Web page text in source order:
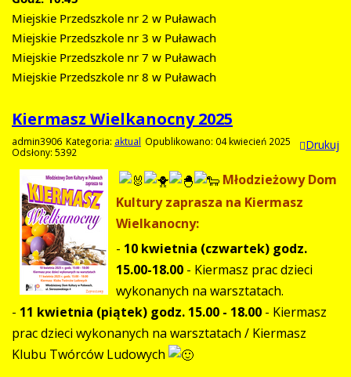
Miejskie Przedszkole nr 2 w Puławach
Miejskie Przedszkole nr 3 w Puławach
Miejskie Przedszkole nr 7 w Puławach
Miejskie Przedszkole nr 8 w Puławach
Kiermasz Wielkanocny 2025
Drukuj
admin3906 Kategoria: aktual Opublikowano: 04 kwiecień 2025
Odsłony: 5392
Młodzieżowy Dom
Kultury zaprasza na Kiermasz
Wielkanocny:
- 10 kwietnia (czwartek) godz.
15.00-18.00 - Kiermasz prac dzieci
wykonanych na warsztatach.
- 11 kwietnia (piątek) godz. 15.00 - 18.00 - Kiermasz
prac dzieci wykonanych na warsztatach / Kiermasz
Klubu Twórców Ludowych